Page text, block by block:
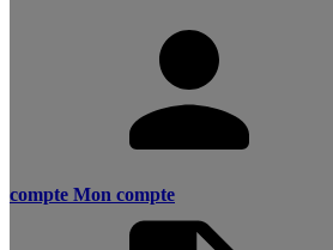
compte Mon compte